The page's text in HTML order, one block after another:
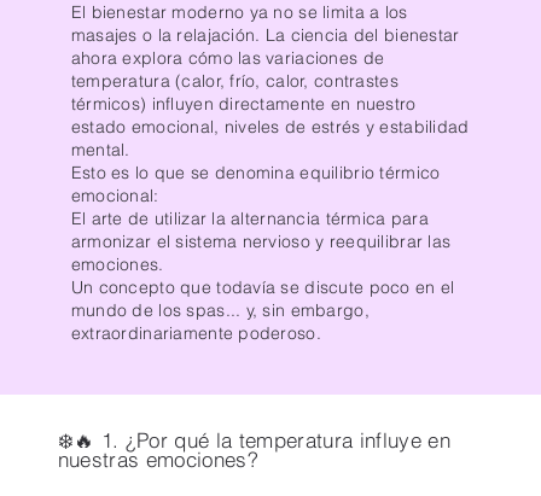
El bienestar moderno ya no se limita a los
masajes o la relajación. La ciencia del bienestar
ahora explora cómo las variaciones de
temperatura (calor, frío, calor, contrastes
térmicos) influyen directamente en nuestro
estado emocional, niveles de estrés y estabilidad
mental.
Esto es lo que se denomina equilibrio térmico
emocional:
El arte de utilizar la alternancia térmica para
armonizar el sistema nervioso y reequilibrar las
emociones.
Un concepto que todavía se discute poco en el
mundo de los spas... y, sin embargo,
extraordinariamente poderoso.
❄️🔥 1. ¿Por qué la temperatura influye en
nuestras emociones?